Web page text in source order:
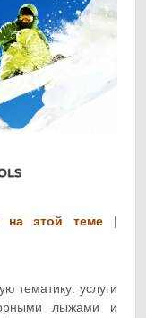
на этой теме |
тематику: услуги
лыжами и